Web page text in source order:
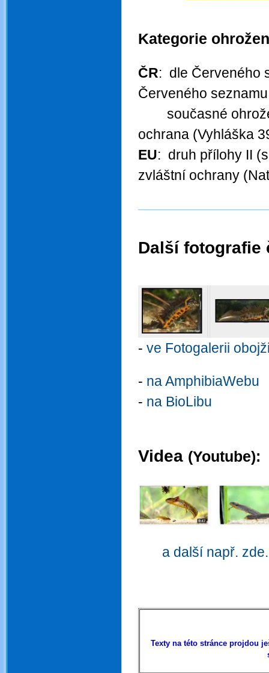
Kategorie
ČR: dle Červeného
Červeného
současné
ochrana (Vyhláška
EU: druh přílohy II
zvláštní ochrany
Další fotografie
- ve Fotogalerii
- na AmphibiaWebu
- na BioLibu
Videa (Youtube):
a další např.
Texty na této stránce projdou